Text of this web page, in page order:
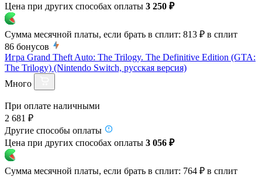
Цена при других способах оплаты 3 250 ₽
Сумма месячной платы, если брать в сплит: 813 ₽ в сплит
86 бонусов
Игра Grand Theft Auto: The Trilogy. The Definitive Edition (GTA:
The Trilogy) (Nintendo Switch, русская версия)
Много
При оплате наличными
2 681 ₽
Другие способы оплаты
Цена при других способах оплаты 3 056 ₽
Сумма месячной платы, если брать в сплит: 764 ₽ в сплит